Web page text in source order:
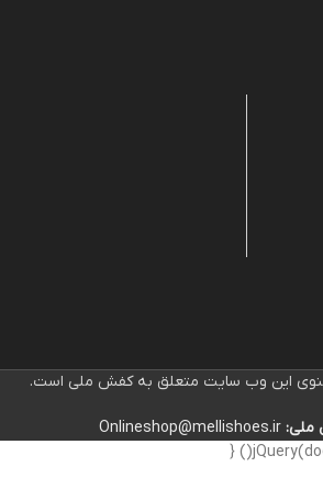
این وب سایت متعلق به کفش ملی است.
ملی:Onlineshop@mellishoes.ir